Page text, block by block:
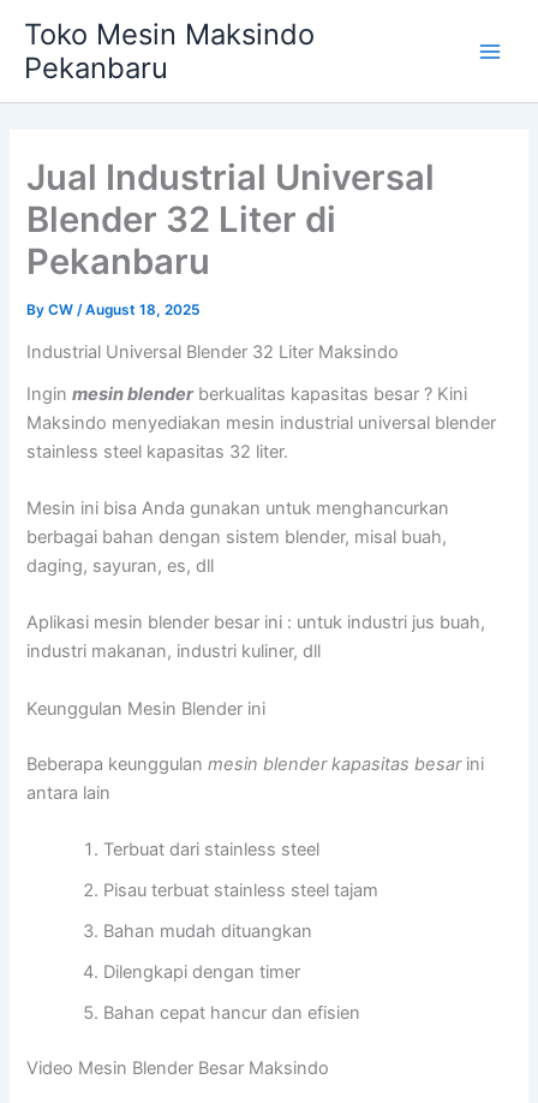
content
Toko Mesin Maksindo
Pekanbaru
Jual Industrial Universal
Blender 32 Liter di
Pekanbaru
ByCW/August 18, 2025
Industrial Universal Blender 32 Liter Maksindo
Inginmesin blenderberkualitas kapasitas besar ? Kini
Maksindo menyediakan mesin industrial universal blender
stainless steel kapasitas 32 liter.
Mesin ini bisa Anda gunakan untuk menghancurkan
berbagai bahan dengan sistem blender, misal buah,
daging, sayuran, es, dll
Aplikasi mesin blender besar ini : untuk industri jus buah,
industri makanan, industri kuliner, dll
Keunggulan Mesin Blender ini
Beberapa keunggulanmesin blender kapasitas besarini
antara lain
Terbuat dari stainless steel
Pisau terbuat stainless steel tajam
Bahan mudah dituangkan
Dilengkapi dengan timer
Bahan cepat hancur dan efisien
Video Mesin Blender Besar Maksindo